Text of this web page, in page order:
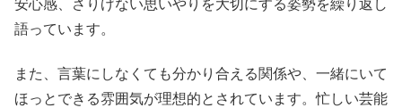
安心感、さりげない思いやりを大切にする姿勢を繰り返し
語っています。
また、言葉にしなくても分かり合える関係や、一緒にいて
ほっとできる雰囲気が理想的とされています。忙しい芸能